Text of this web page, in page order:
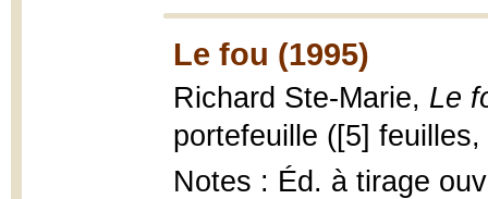
Le fou (1995)
Richard Ste-Marie, Le
portefeuille ([5]
Notes : Éd. à tirage